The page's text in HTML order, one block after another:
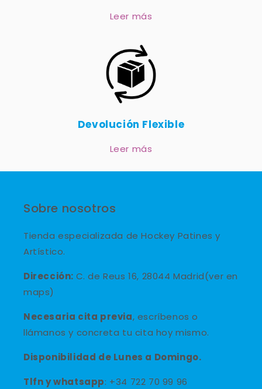
Leer más
Devolución Flexible
Leer más
Sobre nosotros
Tienda especializada de Hockey Patines y
Artístico.
Dirección: C. de Reus 16, 28044 Madrid(ver en
maps)
Necesaria cita previa, escríbenos o
llámanos y concreta tu cita hoy mismo.
Disponibilidad de Lunes a Domingo.
Tlfn ywhatsapp: +34 722 70 99 96